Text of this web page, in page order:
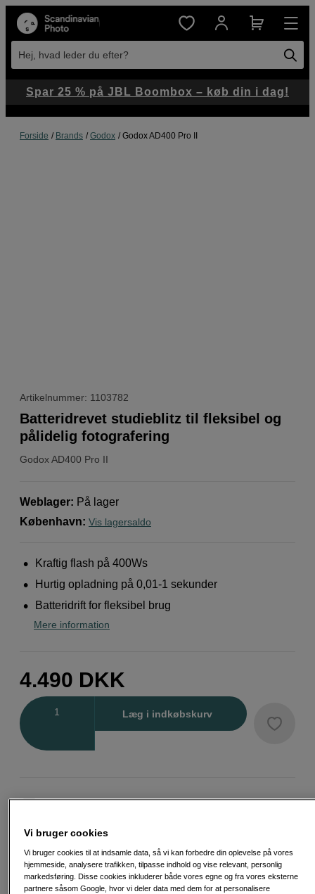
Hej, hvad leder du efter?
Forside Brands Godox Godox AD400 Pro II
Artikelnummer: 1103782
GodoxAD400 Pro II
Batteridrevet studieblitz til fleksibel og
pålidelig fotografering
Weblager: På lager
København: Vis lagersaldo
Kraftig flash på 400Ws
Hurtig opladning på 0,01-1 sekunder
Batteridrift for fleksibel brug
Mere information
4.490 DKK
Læg i indkøbskurv
30 dages returret
Personlig service og ekspertrådgivning
Spar 25 % på JBL Boombox – køb din i dag!
Vi bruger cookies
Vi bruger cookies til at indsamle data, så vi kan forbedre din oplevelse på vores
hjemmeside, analysere trafikken, tilpasse indhold og vise relevant, personlig
markedsføring. Disse cookies inkluderer både vores egne og fra vores eksterne
partnere såsom Google, hvor vi deler data med dem for at personalisere